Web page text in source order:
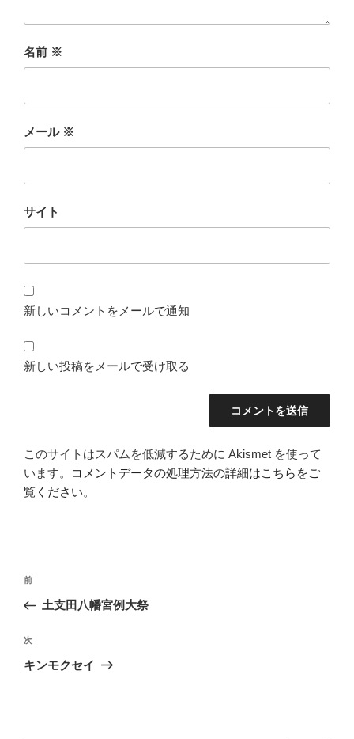
名前 ※
メール ※
サイト
新しいコメントをメールで通知
新しい投稿をメールで受け取る
このサイトはスパムを低減するために Akismet を使って
います。
コメントデータの処理方法の詳細はこちらをご
覧ください。
投
ナ
ビ
ゲ
前
の
稿
前
土支田八幡宮例大祭
次
の
次
キンモクセイ